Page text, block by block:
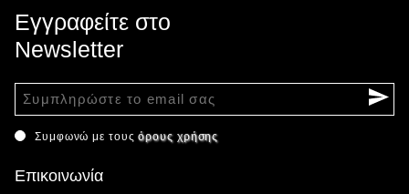
Εγγραφείτε στο
Newsletter
Συμφωνώ με τουςόρους χρήσης
Επικοινωνία